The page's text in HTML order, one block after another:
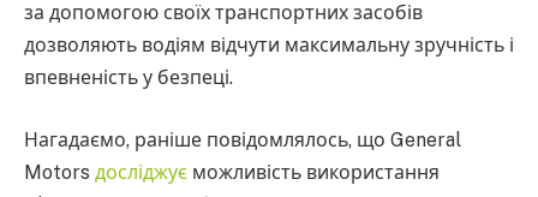
за допомогою своїх транспортних засобів
дозволяють водіям відчути максимальну зручність і
впевненість у безпеці.
Нагадаємо, раніше повідомлялось, що General
Motors досліджує можливість використання